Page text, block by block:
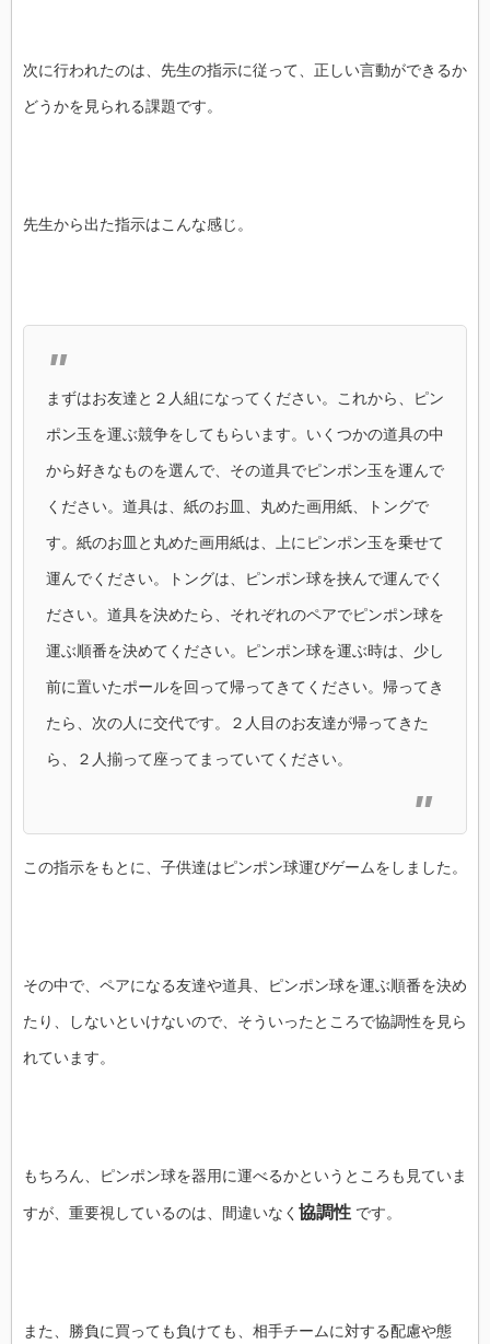
次に行われたのは、先生の指示に従って、正しい言動ができるか
どうかを見られる課題です。
先生から出た指示はこんな感じ。
まずはお友達と２人組になってください。これから、ピン
ポン玉を運ぶ競争をしてもらいます。いくつかの道具の中
から好きなものを選んで、その道具でピンポン玉を運んで
ください。道具は、紙のお皿、丸めた画用紙、トングで
す。紙のお皿と丸めた画用紙は、上にピンポン玉を乗せて
運んでください。トングは、ピンポン球を挟んで運んでく
ださい。道具を決めたら、それぞれのペアでピンポン球を
運ぶ順番を決めてください。ピンポン球を運ぶ時は、少し
前に置いたポールを回って帰ってきてください。帰ってき
たら、次の人に交代です。２人目のお友達が帰ってきた
ら、２人揃って座ってまっていてください。
この指示をもとに、子供達はピンポン球運びゲームをしました。
その中で、ペアになる友達や道具、ピンポン球を運ぶ順番を決め
たり、しないといけないので、そういったところで協調性を見ら
れています。
もちろん、ピンポン球を器用に運べるかというところも見ていま
すが、重要視しているのは、間違いなく 協調性 です。
また、勝負に買っても負けても、相手チームに対する配慮や態